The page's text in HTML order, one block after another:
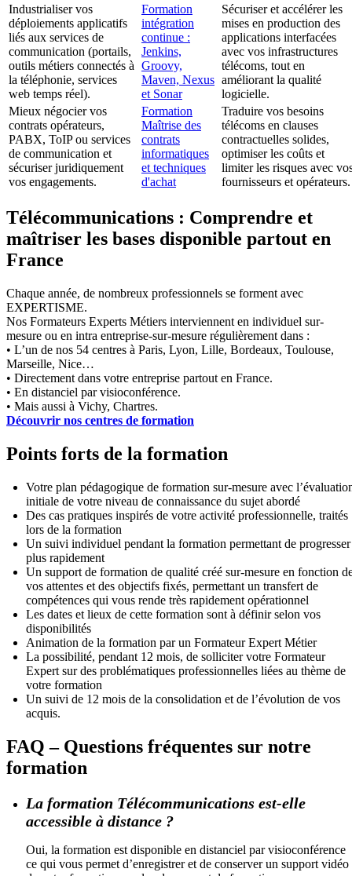
Industrialiser vos
déploiements applicatifs
liés aux services de
communication (portails,
outils métiers connectés à
la téléphonie, services
web temps réel).
Formation
intégration
continue :
Jenkins,
Groovy,
Maven, Nexus
et Sonar
Sécuriser et accélérer les
mises en production des
applications interfacées
avec vos infrastructures
télécoms, tout en
améliorant la qualité
logicielle.
Mieux négocier vos
contrats opérateurs,
PABX, ToIP ou services
de communication et
sécuriser juridiquement
vos engagements.
Formation
Maîtrise des
contrats
informatiques
et techniques
d'achat
Traduire vos besoins
télécoms en clauses
contractuelles solides,
optimiser les coûts et
limiter les risques avec
fournisseurs et opérateurs.
Télécommunications : Comprendre et
maîtriser les bases disponible partout en
France
Chaque année, de nombreux professionnels se forment avec
EXPERTISME.
Nos Formateurs Experts Métiers interviennent en individuel sur-
mesure ou en intra entreprise-sur-mesure régulièrement dans :
• L’un de nos 54 centres à Paris, Lyon, Lille, Bordeaux, Toulouse,
Marseille, Nice…
• Directement dans votre entreprise partout en France.
• En distanciel par visioconférence.
• Mais aussi à Vichy, Chartres.
Découvrir nos centres de formation
Points forts de la formation
Votre plan pédagogique de formation sur-mesure avec
initiale de votre niveau de connaissance du sujet abordé
Des cas pratiques inspirés de votre activité professionnelle, traités
lors de la formation
Un suivi individuel pendant la formation permettant de progresser
plus rapidement
Un support de formation de qualité créé sur-mesure en fonction
vos attentes et des objectifs fixés, permettant un transfert de
compétences qui vous rende très rapidement opérationnel
Les dates et lieux de cette formation sont à définir selon vos
disponibilités
Animation de la formation par un Formateur Expert Métier
La possibilité, pendant 12 mois, de solliciter votre Formateur
Expert sur des problématiques professionnelles liées au thème de
votre formation
Un suivi de 12 mois de la consolidation et de l’évolution de vos
acquis.
FAQ – Questions fréquentes sur notre
formation
La formation Télécommunications est-elle
accessible à distance ?
Oui, la formation est disponible en distanciel par visioconférence
ce qui vous permet d’enregistrer et de conserver un support vidéo